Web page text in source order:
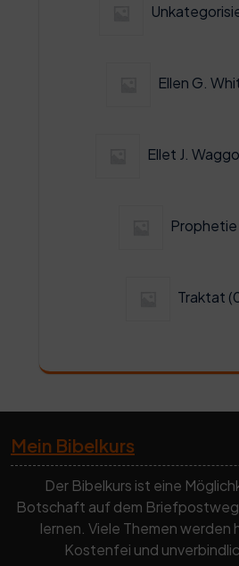
Ellen G.
Ellet J.
Prophetie
Traktat
Mein Bibelkurs
Der Bibelkurs ist eine
Botschaft auf dem Briefpostweg
lernen. Viele Themen werden
Kostenfei und